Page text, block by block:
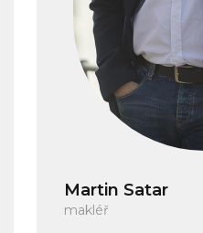
Martin Satar
makléř